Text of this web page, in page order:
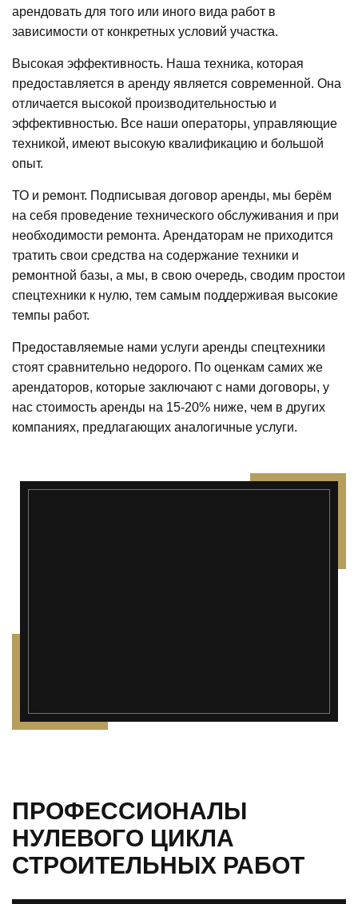
арендовать для того или иного вида работ в
зависимости от конкретных условий участка.
Высокая эффективность. Наша техника, которая
предоставляется в аренду является современной. Она
отличается высокой производительностью и
эффективностью. Все наши операторы, управляющие
техникой, имеют высокую квалификацию и большой
опыт.
ТО и ремонт. Подписывая договор аренды, мы берём
на себя проведение технического обслуживания и при
необходимости ремонта. Арендаторам не приходится
тратить свои средства на содержание техники и
ремонтной базы, а мы, в свою очередь, сводим простои
спецтехники к нулю, тем самым поддерживая высокие
темпы работ.
Предоставляемые нами услуги аренды спецтехники
стоят сравнительно недорого. По оценкам самих же
арендаторов, которые заключают с нами договоры, у
нас стоимость аренды на 15-20% ниже, чем в других
компаниях, предлагающих аналогичные услуги.
");">
ПРОФЕССИОНАЛЫ
НУЛЕВОГО ЦИКЛА
СТРОИТЕЛЬНЫХ РАБОТ